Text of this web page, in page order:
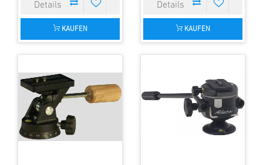
KAUFEN KAUFEN